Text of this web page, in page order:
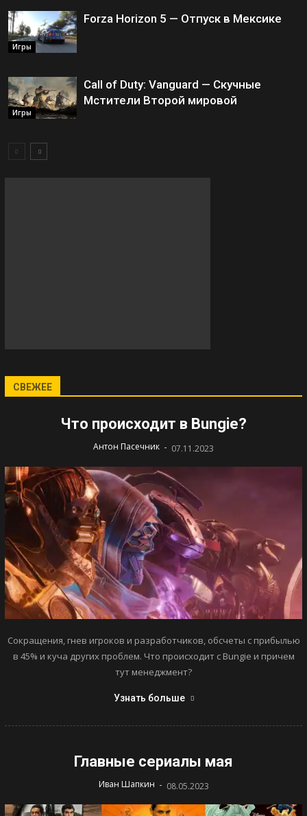
Игры
Forza Horizon 5 — Отпуск в Мексике
Игры
Call of Duty: Vanguard — Скучные
Мстители Второй мировой
СВЕЖЕЕ
Что происходит в Bungie?
Антон Пасечник - 07.11.2023
Сокращения, гнев игроков и разработчиков, обсчеты с прибылью
в 45% и куча других проблем. Что происходит с Bungie и причем
тут менеджмент?
Узнать больше
Главные сериалы мая
Иван Шапкин - 08.05.2023